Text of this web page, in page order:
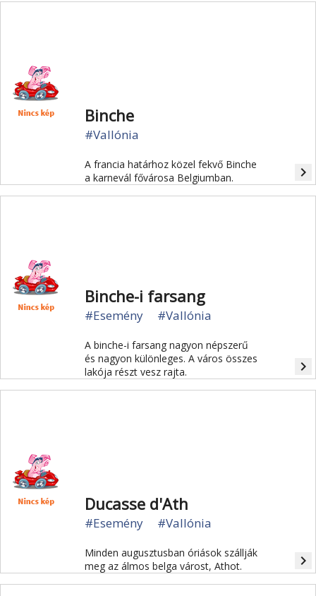
Binche
#Vallónia
A francia határhoz közel fekvő Binche
a karnevál fővárosa Belgiumban.
navigate_next
Binche-i farsang
#Esemény #Vallónia
A binche-i farsang nagyon népszerű
és nagyon különleges. A város összes
lakója részt vesz rajta.
navigate_next
Ducasse d'Ath
#Esemény #Vallónia
Minden augusztusban óriások szállják
meg az álmos belga várost, Athot.
navigate_next